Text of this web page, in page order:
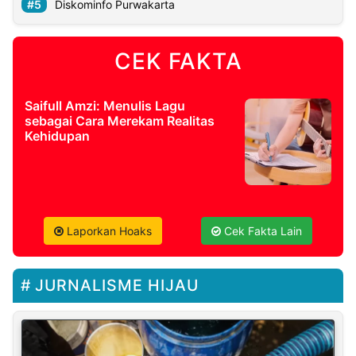
Diskominfo Purwakarta
CEK FAKTA
Saifull Amzi: Menulis Lagu
sebagai Cara Merekam Realitas
Kehidupan
Laporkan Hoaks Cek Fakta Lain
JURNALISME HIJAU